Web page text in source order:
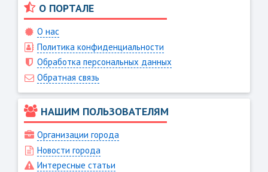
О ПОРТАЛЕ
О нас
Политика конфиденциальности
Обработка персональных данных
Обратная связь
НАШИМ ПОЛЬЗОВАТЕЛЯМ
Организации города
Новости города
Интересные статьи